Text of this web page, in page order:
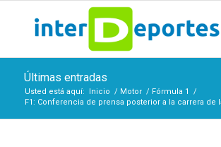
Últimas entradas
Usted está aquí: Inicio / Motor / Fórmula 1
/
F1: Conferencia de prensa posterior a la carrera de